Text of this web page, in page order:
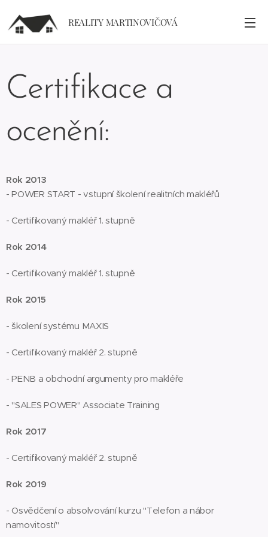
REALITY MARTINOVIČOVÁ
Certifikace a
ocenění:
Rok 2013
- POWER START - vstupní školení realitních makléřů
- Certifikovaný makléř 1. stupně
Rok 2014
- Certifikovaný makléř 1. stupně
Rok 2015
- školení systému MAXIS
- Certifikovaný makléř 2. stupně
- PENB a obchodní argumenty pro makléře
- "SALES POWER" Associate Training
Rok 2017
- Certifikovaný makléř 2. stupně
Rok 2019
- Osvědčení o absolvování kurzu "Telefon a nábor
namovitostí"